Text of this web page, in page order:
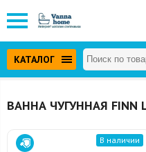
КАТАЛОГ
ВАННА ЧУГУННАЯ
В наличии